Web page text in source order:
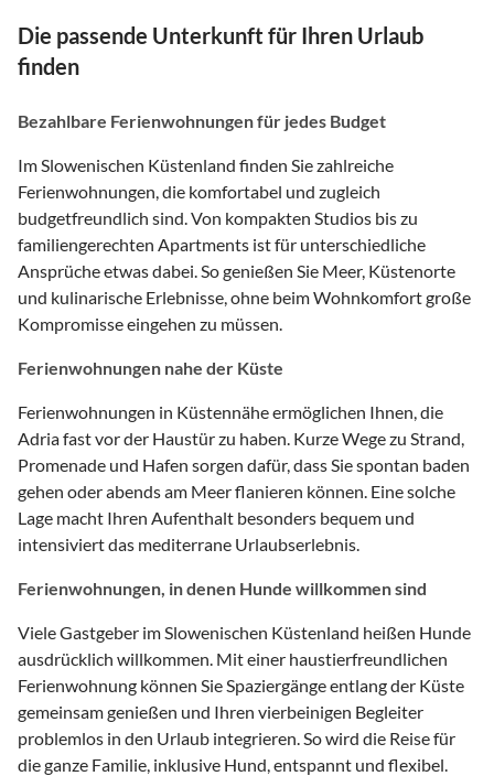
Die passende Unterkunft für Ihren Urlaub
finden
Bezahlbare Ferienwohnungen für jedes Budget
Im Slowenischen Küstenland finden Sie zahlreiche
Ferienwohnungen, die komfortabel und zugleich
budgetfreundlich sind. Von kompakten Studios bis zu
familiengerechten Apartments ist für unterschiedliche
Ansprüche etwas dabei. So genießen Sie Meer, Küstenorte
und kulinarische Erlebnisse, ohne beim Wohnkomfort große
Kompromisse eingehen zu müssen.
Ferienwohnungen nahe der Küste
Ferienwohnungen in Küstennähe ermöglichen Ihnen, die
Adria fast vor der Haustür zu haben. Kurze Wege zu Strand,
Promenade und Hafen sorgen dafür, dass Sie spontan baden
gehen oder abends am Meer flanieren können. Eine solche
Lage macht Ihren Aufenthalt besonders bequem und
intensiviert das mediterrane Urlaubserlebnis.
Ferienwohnungen, in denen Hunde willkommen sind
Viele Gastgeber im Slowenischen Küstenland heißen Hunde
ausdrücklich willkommen. Mit einer haustierfreundlichen
Ferienwohnung können Sie Spaziergänge entlang der Küste
gemeinsam genießen und Ihren vierbeinigen Begleiter
problemlos in den Urlaub integrieren. So wird die Reise für
die ganze Familie, inklusive Hund, entspannt und flexibel.